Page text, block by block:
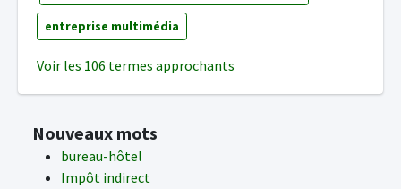
entreprise multimédia
Voir les 106 termes approchants
Nouveaux mots
bureau-hôtel
Impôt indirect